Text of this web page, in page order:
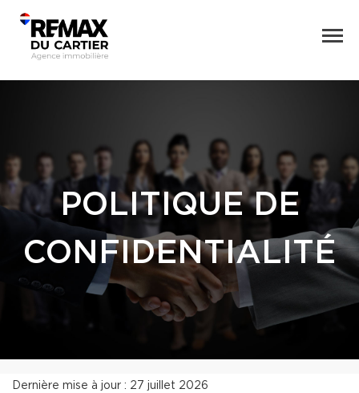
POLITIQUE DE
CONFIDENTIALITÉ
Dernière mise à jour : 27 juillet 2026